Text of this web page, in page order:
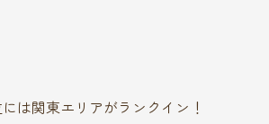
は関東エリアがランクイン！